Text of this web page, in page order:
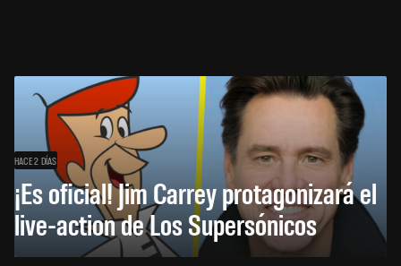
HACE 2 DÍAS
¡Es oficial! Jim Carrey protagonizará el
live-action de Los Supersónicos